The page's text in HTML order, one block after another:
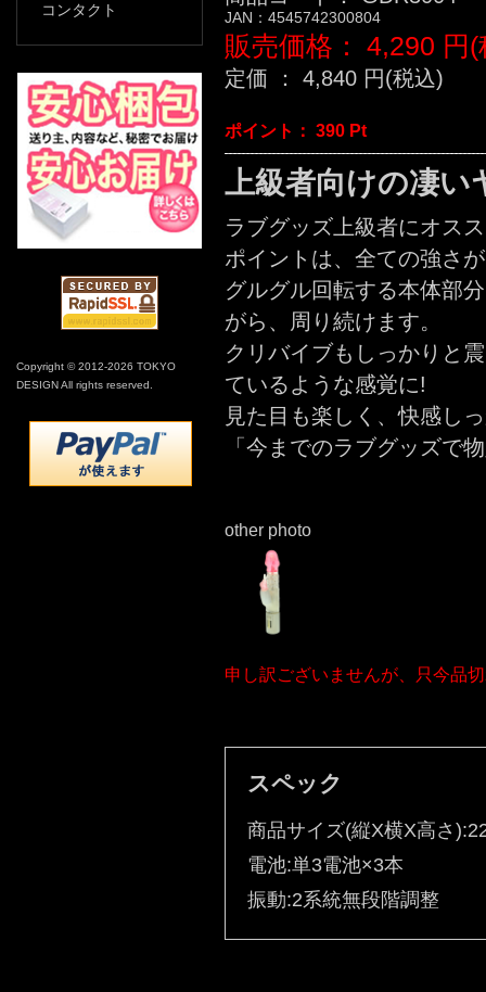
コンタクト
Copyright © 2012-2026 TOKYO
DESIGN All rights reserved.
JAN： 4545742300804
販売価格： 4,290 円
定価 ： 4,840 円(税込)
ポイント： 390 Pt
上級者向けの凄い
ラブグッズ上級者にオス
ポイントは、全ての強さ
グルグル回転する本体部
がら、周り続けます。
クリバイブもしっかりと
ているような感覚に!
見た目も楽しく、快感し
「今までのラブグッズで
other photo
申し訳ございませんが、只今品
スペック
商品サイズ(縦X横X高さ
電池:単3電池×3本
振動:2系統無段階調整